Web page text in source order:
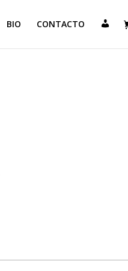
BIO CONTACTO
N